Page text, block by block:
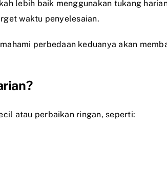
lebih baik menggunakan tukang
waktu penyelesaian.
perbedaan keduanya akan
atau perbaikan ringan, seperti: